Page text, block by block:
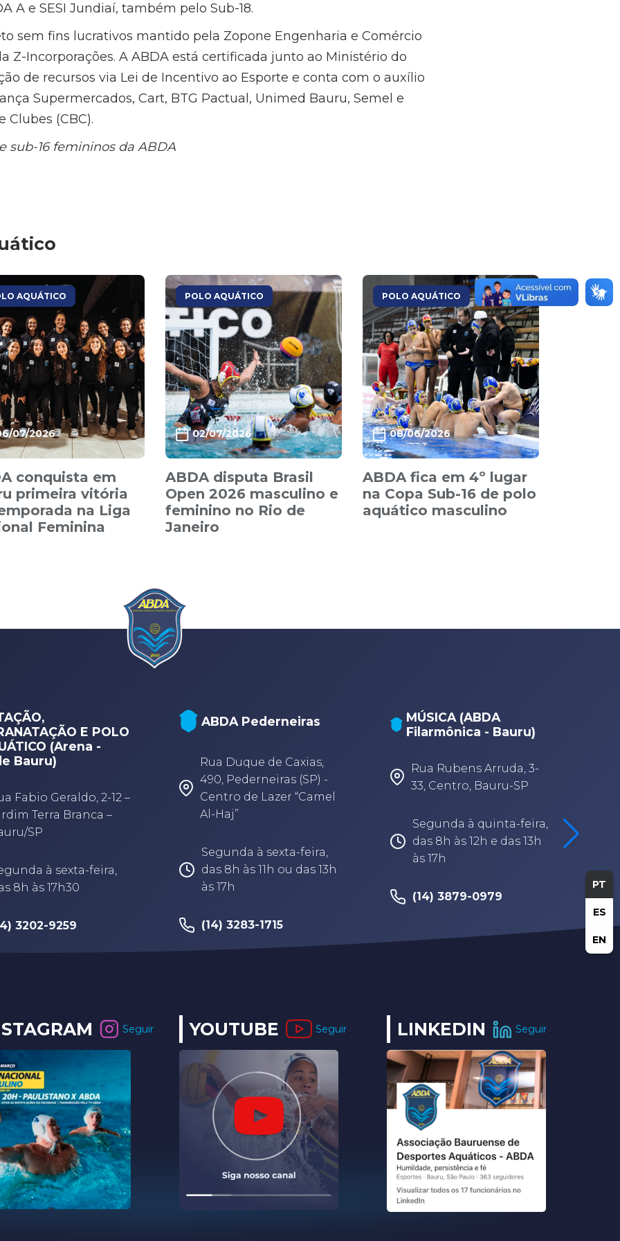
PT
ES
EN
A e SESI Jundiaí, também pelo Sub-18.
sem fins lucrativos mantido pela Zopone Engenharia e Comércio
Z-Incorporações. A ABDA está certificada junto ao Ministério do
de recursos via Lei de Incentivo ao Esporte e conta com o auxílio
Supermercados, Cart, BTG Pactual, Unimed Bauru, Semel e
Clubes (CBC).
sub-16 femininos da ABDA
AQUÁTICO
07/2026
conquista em
primeira vitória
na Liga
Feminina
POLO AQUÁTICO
02/07/2026
ABDA disputa Brasil
Open 2026 masculino e
feminino no Rio de
Janeiro
POLO AQUÁTICO
08/06/2026
ABDA fica em 4º lugar
na Copa Sub-16 de polo
aquático masculino
E POLO
(Arena -
Bauru)
Fabio Geraldo, 2-12 –
Terra Branca –
SP
à sexta-feira,
8h às 17h30
3202-9259
ABDA Pederneiras
Rua Duque de Caxias,
490, Pederneiras (SP) -
Centro de Lazer “Camel
Al-Haj”
Segunda à sexta-feira,
das 8h às 11h ou das 13h
às 17h
(14) 3283-1715
MÚSICA (ABDA
Filarmônica - Bauru)
Rua Rubens Arruda, 3-
33, Centro, Bauru-SP
Segunda à quinta-feira,
das 8h às 12h e das 13h
às 17h
(14) 3879-0979
Seguir YOUTUBE Seguir LINKEDIN Seguir